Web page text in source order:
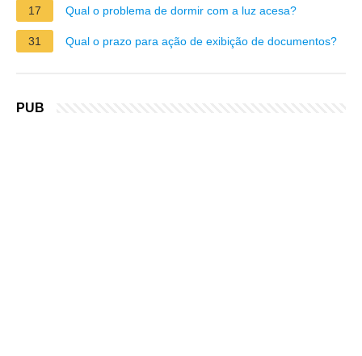
17 Qual o problema de dormir com a luz acesa?
31 Qual o prazo para ação de exibição de documentos?
PUB